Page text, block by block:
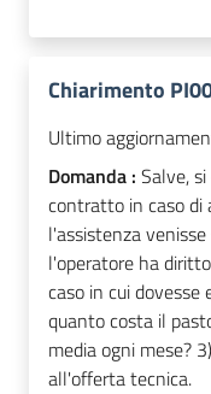
Chiarimento
Ultimo
Domanda : Salve,
contratto in caso di
l'assistenza
l'operatore ha
caso in cui dovesse
quanto costa il
media ogni mese?
all'offerta tecnica.